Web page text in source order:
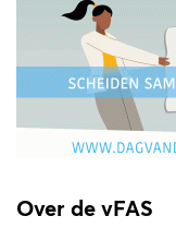
Over de vFAS